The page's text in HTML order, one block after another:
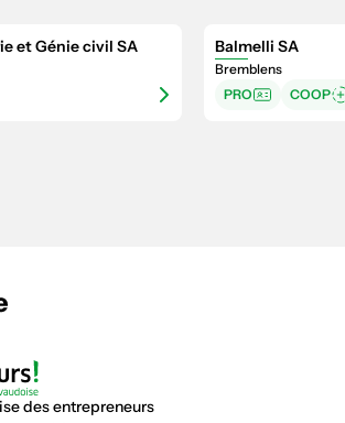
et Génie civil SA Balmelli SA
Bremblens
PRO
COOP
des entrepreneurs